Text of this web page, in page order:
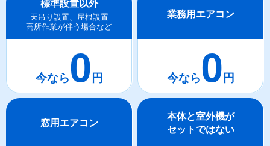
標準設置以外
天吊り設置、屋根設置
高所作業が伴う場合など
0
業務用エアコン
0
窓用エアコン
本体と室外機が
セットではない